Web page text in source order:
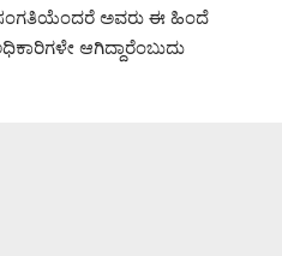
ಸಂಗತಿಯೆಂದರೆ ಅವರು ಈ ಹಿಂದೆ
ಆಗಿದ್ದಾರೆಂಬುದು